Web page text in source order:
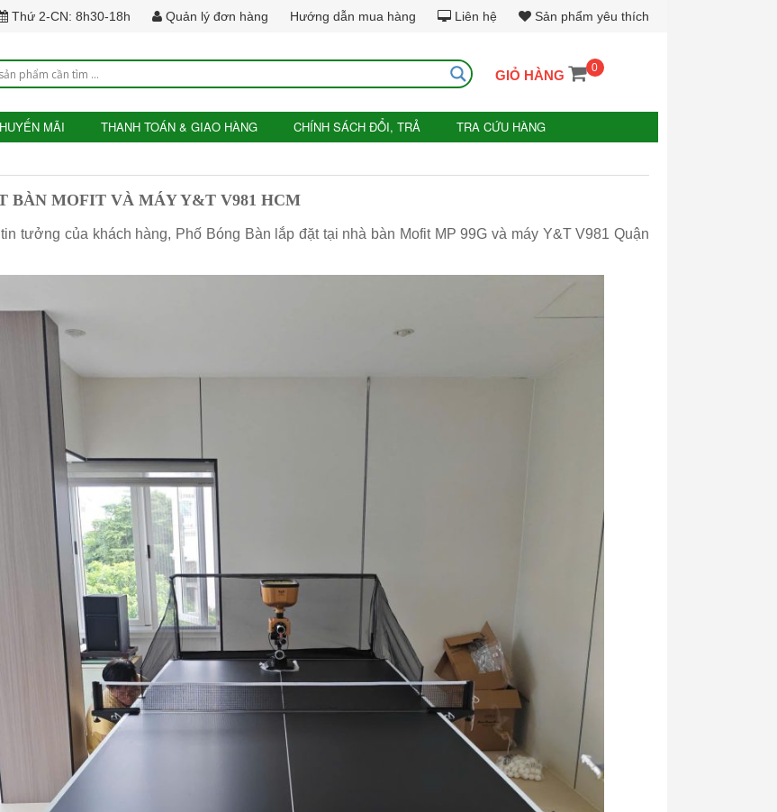
Thứ 2-CN: 8h30-18h Quản lý đơn hàng Hướng dẫn mua hàng Liên hệ Sản phẩm yêu thích
GIỎ HÀNG 0
MÃI THANH TOÁN & GIAO HÀNG CHÍNH SÁCH ĐỔI, TRẢ TRA CỨU HÀNG
BÀN MOFIT VÀ MÁY Y&T V981 HCM
tưởng của khách hàng, Phố Bóng Bàn lắp đặt tại nhà bàn Mofit MP 99G và máy Y&T V981 Quận